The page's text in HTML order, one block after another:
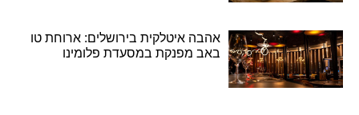
אהבה איטלקית בירושלים: ארוחת טו
באב מפנקת במסעדת פלומינו